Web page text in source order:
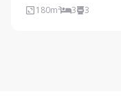
Quintal com Piscina * Banheiro Externo * 02 Vagas
180m² 3 3